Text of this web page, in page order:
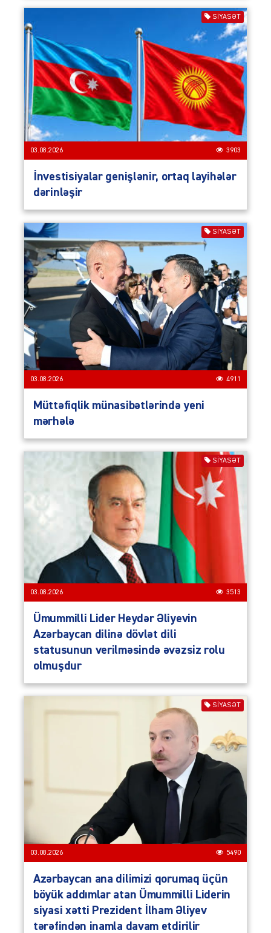
SIYASƏT
03.08.2026 3903
İnvestisiyalar genişlənir, ortaq layihələr
dərinləşir
SIYASƏT
03.08.2026 4911
Müttəfiqlik münasibətlərində yeni
mərhələ
SIYASƏT
03.08.2026 3513
Ümummilli Lider Heydər Əliyevin
Azərbaycan dilinə dövlət dili
statusunun verilməsində əvəzsiz rolu
olmuşdur
SIYASƏT
03.08.2026 5490
Azərbaycan ana dilimizi qorumaq üçün
böyük addımlar atan Ümummilli Liderin
siyasi xətti Prezident İlham Əliyev
tərəfindən inamla davam etdirilir